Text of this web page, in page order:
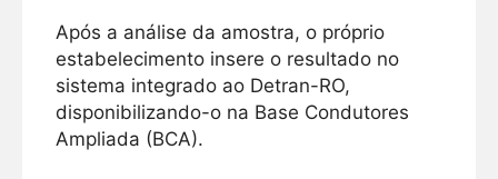
Após a análise da amostra, o próprio
estabelecimento insere o resultado no
sistema integrado ao Detran-RO,
disponibilizando-o na Base Condutores
Ampliada (BCA).